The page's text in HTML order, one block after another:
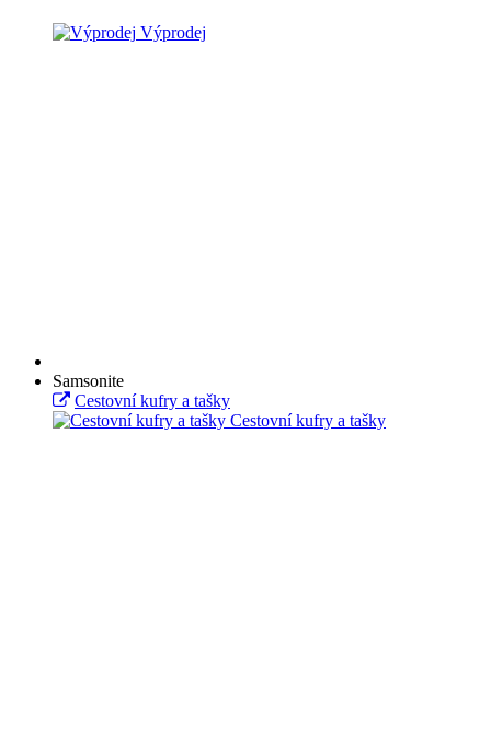
Výprodej
Samsonite
Cestovní kufry a tašky
Cestovní kufry a tašky